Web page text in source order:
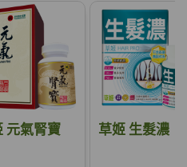
元氣腎寶 草姬 生髮濃